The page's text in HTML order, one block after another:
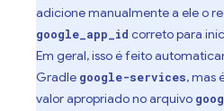
adicione manualmente a ele o
google_app_id correto para
Em geral, isso é feito
Gradle google-services, mas
valor apropriado no arquivo